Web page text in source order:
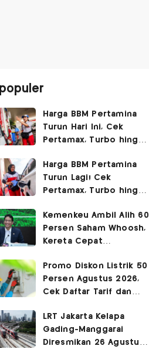
Harga BBM Pertamina
Turun Hari Ini, Cek
Pertamax, Turbo hingga
2026
Harga BBM Pertamina
Turun Lagi! Cek
Pertamax, Turbo hingga
Agustus 2026
Kemenkeu Ambil Alih 60
Persen Saham Whoosh,
Kereta Cepat
Surabaya
Promo Diskon Listrik 50
Persen Agustus 2026,
Cek Daftar Tarif dan
LRT Jakarta Kelapa
Gading-Manggarai
Diresmikan 26 Agustus